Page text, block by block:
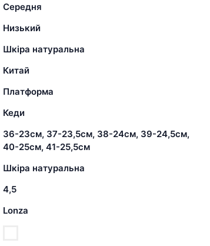
Середня
Низький
Шкіра натуральна
Китай
Платформа
Кеди
36-23см, 37-23,5см, 38-24см, 39-24,5см,
40-25см, 41-25,5см
Шкіра натуральна
4,5
Lonza